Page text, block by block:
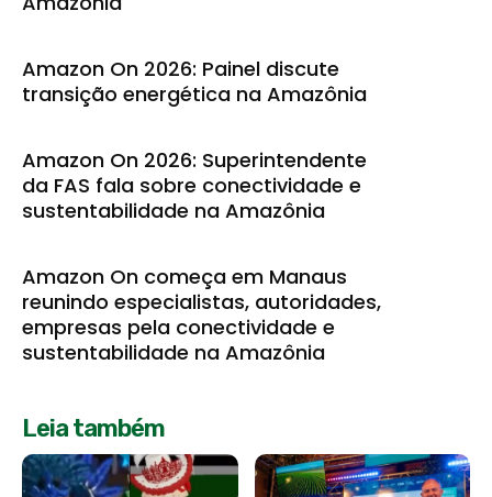
Amazon On 2026: Painel discute
transição energética na Amazônia
Amazon On 2026: Superintendente
da FAS fala sobre conectividade e
sustentabilidade na Amazônia
Amazon On começa em Manaus
reunindo especialistas, autoridades,
empresas pela conectividade e
sustentabilidade na Amazônia
Leia também